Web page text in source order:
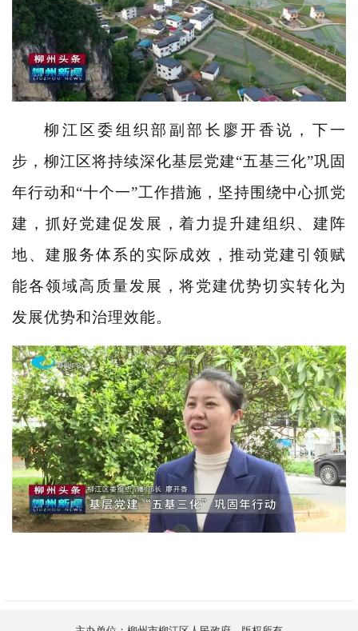
柳江区委组织部副部长廖开香说，下一
步，柳江区将持续深化基层党建“五基三化”巩固
年行动和“十个一”工作措施，坚持围绕中心抓党
建，抓好党建促发展，着力提升建组织、建阵
地、建服务体系的实际成效，推动党建引领赋
能各领域高质量发展，将党建优势切实转化为
发展优势和治理效能。